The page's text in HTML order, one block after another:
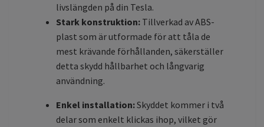
livslängden på din Tesla.
Stark konstruktion: Tillverkad av ABS-
plast som är utformade för att tåla de
mest krävande förhållanden, säkerställer
detta skydd hållbarhet och långvarig
användning.
Enkel installation:Skyddet kommer i två
delar som enkelt klickas ihop, vilket gör